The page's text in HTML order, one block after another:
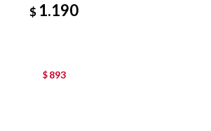
$ 1.190
$ 893